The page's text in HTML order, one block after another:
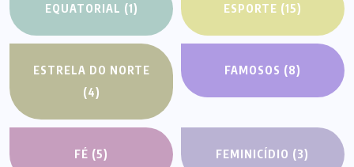
EQUATORIAL (1) ESPORTE (15)
ESTRELA DO NORTE
(4)
FAMOSOS (8)
FÉ (5) FEMINICÍDIO (3)